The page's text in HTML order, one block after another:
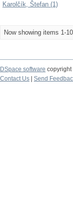
Karolčík, Štefan (1)
Now showing items 1-
DSpace software
Contact Us
Send